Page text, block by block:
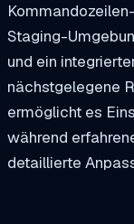
Staging-
und ein
nächstgelegene
ermöglicht es
während
detaillierte